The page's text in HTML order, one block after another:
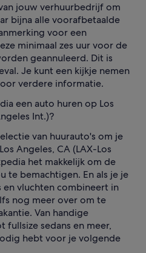
jouw verhuurbedrijf om
bijna alle voorafbetaalde
voor een
minimaal zes uur voor de
geannuleerd. Dit is
Je kunt een kijkje nemen
verdere informatie.
een auto huren op Los
Int.)?
van huurauto's om je
Angeles, CA (LAX-Los
het makkelijk om de
te bemachtigen. En als je je
vluchten combineert in
nog meer over om te
Van handige
sedans en meer,
hebt voor je volgende